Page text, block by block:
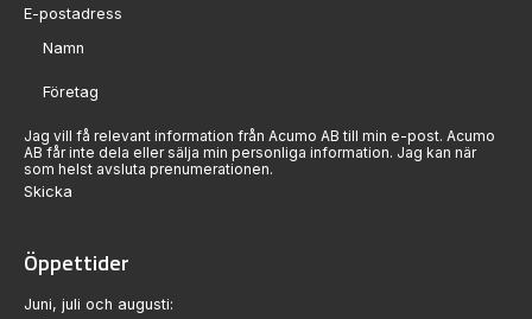
Sektion
Jag vill få relevant information från Acumo AB till min e-post. Acumo
AB får inte dela eller sälja min personliga information. Jag kan när
som helst avsluta prenumerationen.
Skicka
Öppettider
Juni, juli och augusti: